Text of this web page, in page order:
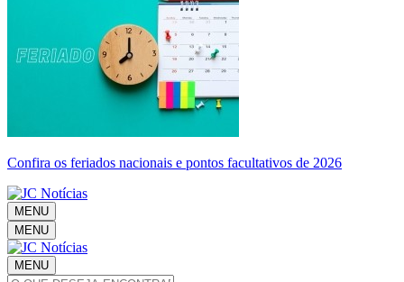
Confira os feriados nacionais e pontos facultativos de 2026
MENU
MENU
MENU